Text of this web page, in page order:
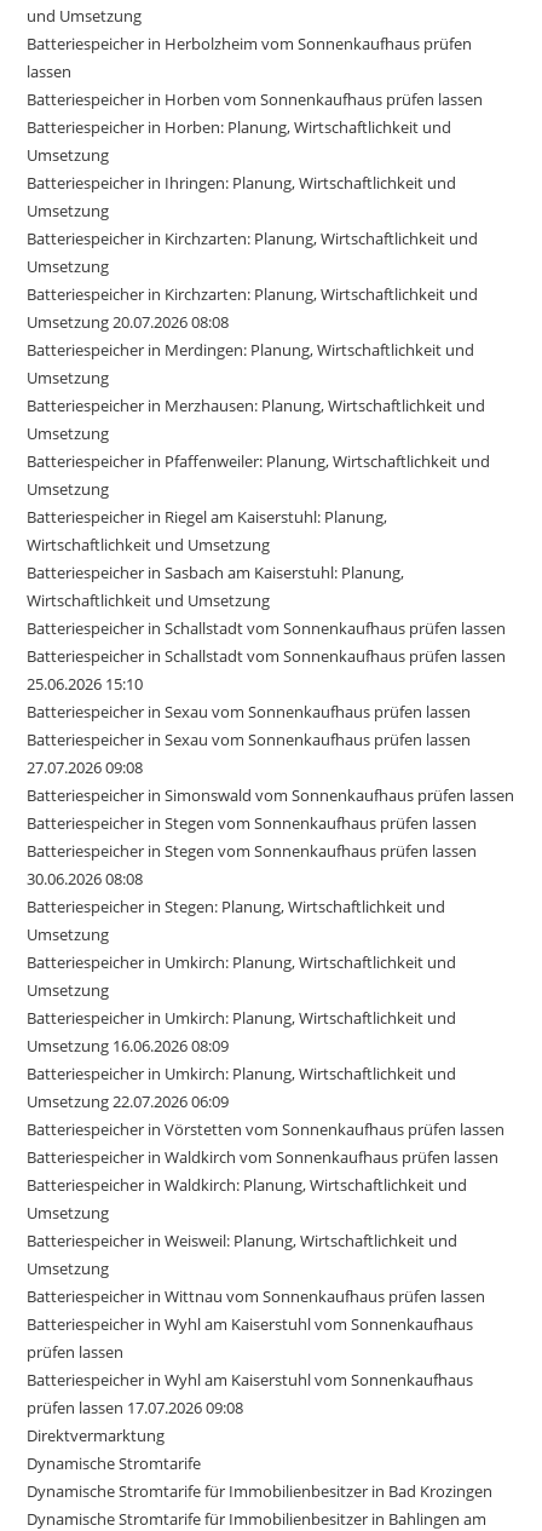
und Umsetzung
Batteriespeicher in Herbolzheim vom Sonnenkaufhaus prüfen
lassen
Batteriespeicher in Horben vom Sonnenkaufhaus prüfen lassen
Batteriespeicher in Horben: Planung, Wirtschaftlichkeit und
Umsetzung
Batteriespeicher in Ihringen: Planung, Wirtschaftlichkeit und
Umsetzung
Batteriespeicher in Kirchzarten: Planung, Wirtschaftlichkeit und
Umsetzung
Batteriespeicher in Kirchzarten: Planung, Wirtschaftlichkeit und
Umsetzung 20.07.2026 08:08
Batteriespeicher in Merdingen: Planung, Wirtschaftlichkeit und
Umsetzung
Batteriespeicher in Merzhausen: Planung, Wirtschaftlichkeit und
Umsetzung
Batteriespeicher in Pfaffenweiler: Planung, Wirtschaftlichkeit und
Umsetzung
Batteriespeicher in Riegel am Kaiserstuhl: Planung,
Wirtschaftlichkeit und Umsetzung
Batteriespeicher in Sasbach am Kaiserstuhl: Planung,
Wirtschaftlichkeit und Umsetzung
Batteriespeicher in Schallstadt vom Sonnenkaufhaus prüfen lassen
Batteriespeicher in Schallstadt vom Sonnenkaufhaus prüfen lassen
25.06.2026 15:10
Batteriespeicher in Sexau vom Sonnenkaufhaus prüfen lassen
Batteriespeicher in Sexau vom Sonnenkaufhaus prüfen lassen
27.07.2026 09:08
Batteriespeicher in Simonswald vom Sonnenkaufhaus prüfen lassen
Batteriespeicher in Stegen vom Sonnenkaufhaus prüfen lassen
Batteriespeicher in Stegen vom Sonnenkaufhaus prüfen lassen
30.06.2026 08:08
Batteriespeicher in Stegen: Planung, Wirtschaftlichkeit und
Umsetzung
Batteriespeicher in Umkirch: Planung, Wirtschaftlichkeit und
Umsetzung
Batteriespeicher in Umkirch: Planung, Wirtschaftlichkeit und
Umsetzung 16.06.2026 08:09
Batteriespeicher in Umkirch: Planung, Wirtschaftlichkeit und
Umsetzung 22.07.2026 06:09
Batteriespeicher in Vörstetten vom Sonnenkaufhaus prüfen lassen
Batteriespeicher in Waldkirch vom Sonnenkaufhaus prüfen lassen
Batteriespeicher in Waldkirch: Planung, Wirtschaftlichkeit und
Umsetzung
Batteriespeicher in Weisweil: Planung, Wirtschaftlichkeit und
Umsetzung
Batteriespeicher in Wittnau vom Sonnenkaufhaus prüfen lassen
Batteriespeicher in Wyhl am Kaiserstuhl vom Sonnenkaufhaus
prüfen lassen
Batteriespeicher in Wyhl am Kaiserstuhl vom Sonnenkaufhaus
prüfen lassen 17.07.2026 09:08
Direktvermarktung
Dynamische Stromtarife
Dynamische Stromtarife für Immobilienbesitzer in Bad Krozingen
Dynamische Stromtarife für Immobilienbesitzer in Bahlingen am